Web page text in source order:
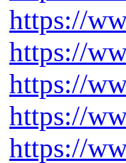
https://
https://
https://
https://
https://